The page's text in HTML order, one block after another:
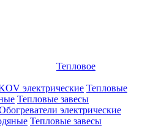
Тепловое
электрические Тепловые
Тепловые завесы
электрические
Тепловые завесы